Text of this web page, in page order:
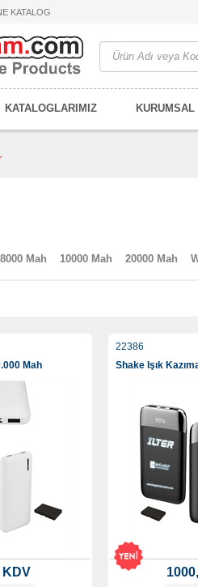
KATALOG
KATALOGLARIMIZ KURUMSAL
8000 Mah 10000 Mah 20000 Mah
Mah
KDV
22386
Shake Işık